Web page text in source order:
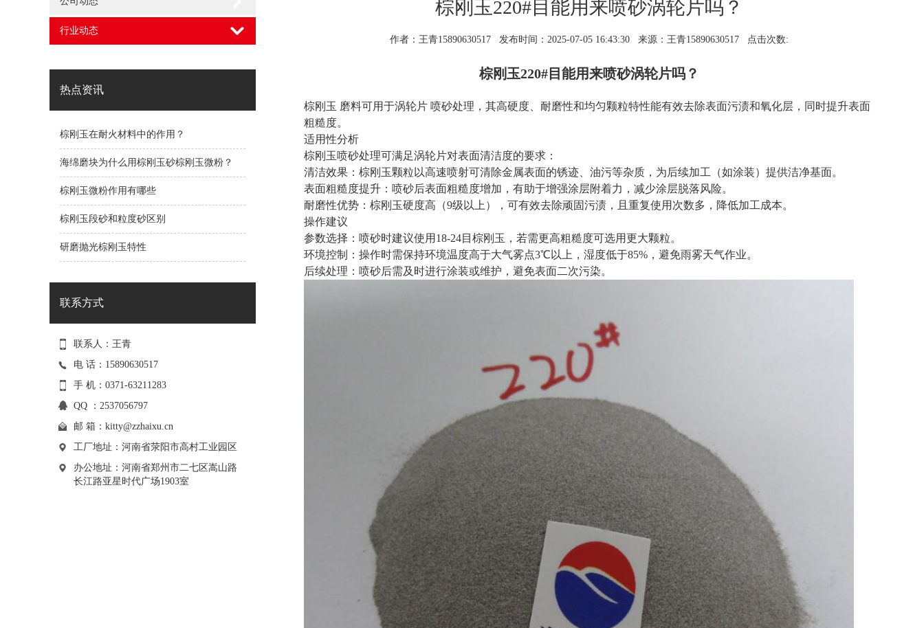
1 2 3
行业动态
热点资讯
棕刚玉在耐火材料中的作用？
海绵磨块为什么用棕刚玉砂棕刚玉微粉？
棕刚玉微粉作用有哪些
棕刚玉段砂和粒度砂区别
研磨抛光棕刚玉特性
联系方式
联系人：王青
电 话：15890630517
手 机：0371-63211283
QQ ：2537056797
邮 箱： kitty@zzhaixu.cn
工厂地址：河南省荥阳市高村工业园区
办公地址：河南省郑州市二七区嵩山路
长江路亚星时代广场1903室
棕刚玉220#目能用来喷砂涡轮片吗？
作者：王青15890630517 发布时间：2025-07-05 16:43:30 来源：王青15890630517 点击次数:
棕刚玉220#目能用来喷砂涡轮片吗？
棕刚玉 磨料可用于涡轮片 喷砂处理，其高硬度、耐磨性和均匀颗粒特性能有效去除表面污渍和氧化层，同时提升表面
粗糙度。 ‌
适用性分析
棕刚玉喷砂处理可满足涡轮片对表面清洁度的要求：
‌清洁效果‌：棕刚玉颗粒以高速喷射可清除金属表面的锈迹、油污等杂质，为后续加工（如涂装）提供洁净基面。 ‌
‌表面粗糙度提升‌：喷砂后表面粗糙度增加，有助于增强涂层附着力，减少涂层脱落风险。 ‌
‌耐磨性优势‌：棕刚玉硬度高（9级以上），可有效去除顽固污渍，且重复使用次数多，降低加工成本。 ‌
操作建议
‌参数选择‌：喷砂时建议使用18-24目棕刚玉，若需更高粗糙度可选用更大颗粒。 ‌
‌环境控制‌：操作时需保持环境温度高于大气雾点3℃以上，湿度低于85%，避免雨雾天气作业。 ‌
‌后续处理‌：喷砂后需及时进行涂装或维护，避免表面二次污染。 ‌